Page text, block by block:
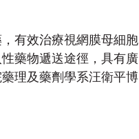
有效治療視網膜母細胞
藥物遞送途徑，具有廣
理及藥劑學系汪衛平博